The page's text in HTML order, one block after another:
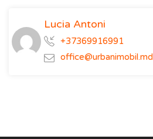
Lucia Antoni
+37369916991
office@urbanimobil.md